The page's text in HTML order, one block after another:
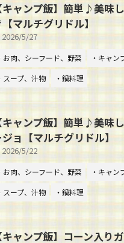
キャンプ飯】簡単♪美味
【マルチグリドル】
2026/5/27
お肉、シーフード、野菜
・キャン
スープ、汁物
・鍋料理
キャンプ飯】簡単♪美味
ョ【マルチグリドル】
2026/5/22
お肉、シーフード、野菜
・キャン
スープ、汁物
・鍋料理
キャンプ飯】コーン入り